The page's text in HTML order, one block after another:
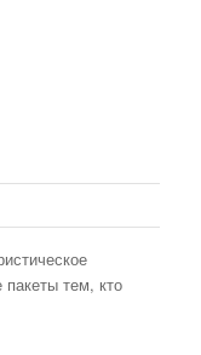
пакеты тем, кто